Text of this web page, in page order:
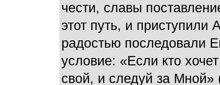
чести, славы
этот путь, и
радостью последовали
условие: «Если кто
свой, и следуй за